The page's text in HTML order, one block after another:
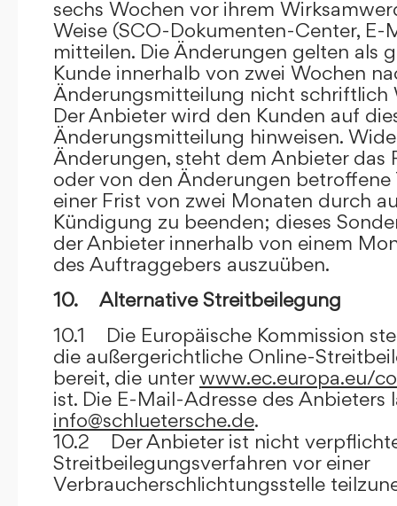
sechs Wochen vor ihrem
Weise (SCO-Dokumenten-Center, E-
mitteilen. Die Änderungen gelten als
Kunde innerhalb von zwei Wochen
Änderungsmitteilung nicht schriftlich
Der Anbieter wird den Kunden auf
Änderungsmitteilung hinweisen.
Änderungen, steht dem Anbieter das
oder von den Änderungen betroffene
einer Frist von zwei Monaten durch
Kündigung zu beenden; dieses
der Anbieter innerhalb von einem
des Auftraggebers auszuüben.
10. Alternative Streitbeilegung
10.1 Die Europäische Kommission
die außergerichtliche Online-
bereit, die unterwww.ec.europa.eu/
ist. Die E-Mail-Adresse des Anbieters
info@schluetersche.de.
10.2 Der Anbieter ist nicht
Streitbeilegungsverfahren vor einer
Verbraucherschlichtungsstelle